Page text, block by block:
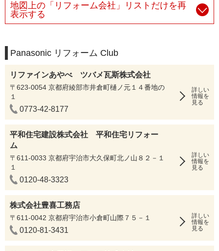
地図上の「リフォーム会社」リストだけを再
表示する
Panasonic リフォーム Club
リファインあやべ ツバメ瓦斯株式会社
〒623-0054 京都府綾部市井倉町樋ノ元１４番地の
１
0773-42-8177
詳しい
情報を
見る
平和住宅建設株式会社 平和住宅リフォー
ム
〒611-0033 京都府宇治市大久保町北ノ山８２－１
１
0120-48-3323
詳しい
情報を
見る
株式会社豊喜工務店
〒611-0042 京都府宇治市小倉町山際７５－１
0120-81-3431
詳しい
情報を
見る